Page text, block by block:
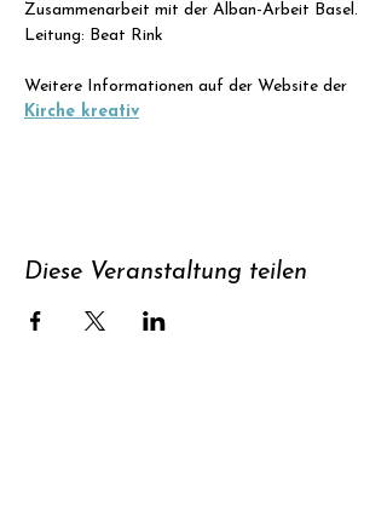
Zusammenarbeit mit der Alban-Arbeit Basel.
Leitung: Beat Rink
Weitere Informationen auf der Website der
Kirche kreativ
Diese Veranstaltung teilen